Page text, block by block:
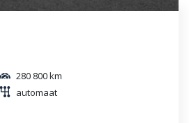
280 800 km
automaat